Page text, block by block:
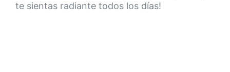
te sientas radiante todos los días!